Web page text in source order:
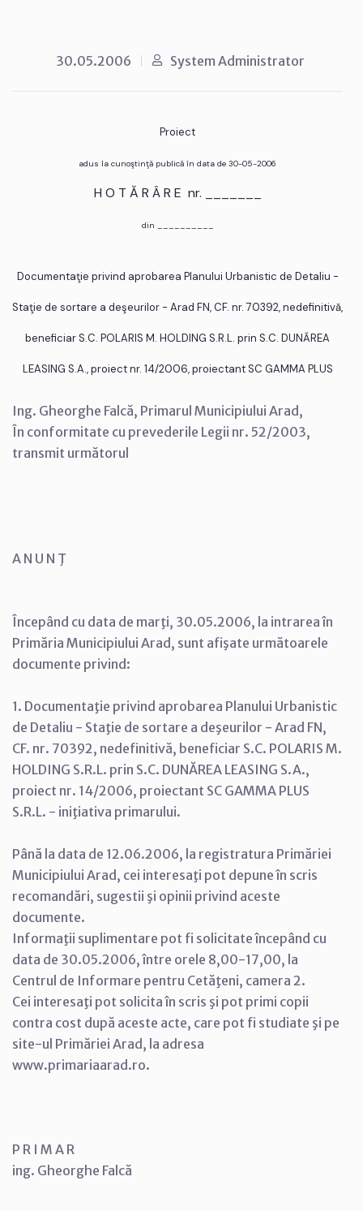
30.05.2006 System Administrator
Proiect
adus la cunoştinţă publică în data de 30-05-2006
H O T Ă R Â R E nr. _______
din __________
Documentaţie privind aprobarea Planului Urbanistic de Detaliu -
Staţie de sortare a deşeurilor - Arad FN, CF. nr. 70392, nedefinitivă,
beneficiar S.C. POLARIS M. HOLDING S.R.L. prin S.C. DUNĂREA
LEASING S.A., proiect nr. 14/2006, proiectant SC GAMMA PLUS
Ing. Gheorghe Falcă, Primarul Municipiului Arad,
În conformitate cu prevederile Legii nr. 52/2003,
transmit următorul
A N U N Ţ
Începând cu data de marţi, 30.05.2006, la intrarea în
Primăria Municipiului Arad, sunt afişate următoarele
documente privind:
1. Documentaţie privind aprobarea Planului Urbanistic
de Detaliu - Staţie de sortare a deşeurilor - Arad FN,
CF. nr. 70392, nedefinitivă, beneficiar S.C. POLARIS M.
HOLDING S.R.L. prin S.C. DUNĂREA LEASING S.A.,
proiect nr. 14/2006, proiectant SC GAMMA PLUS
S.R.L. - iniţiativa primarului.
Până la data de 12.06.2006, la registratura Primăriei
Municipiului Arad, cei interesaţi pot depune în scris
recomandări, sugestii şi opinii privind aceste
documente.
Informaţii suplimentare pot fi solicitate începând cu
data de 30.05.2006, între orele 8,00-17,00, la
Centrul de Informare pentru Cetăţeni, camera 2.
Cei interesaţi pot solicita în scris şi pot primi copii
contra cost după aceste acte, care pot fi studiate şi pe
site-ul Primăriei Arad, la adresa
www.primariaarad.ro.
P R I M A R
ing. Gheorghe Falcă